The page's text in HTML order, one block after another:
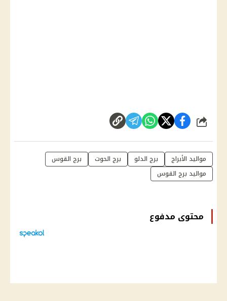
شارك
مواليد الأبراج برج الدلو برج الحوت
برج القوس
مواليد برج القوس
محتوى مدفوع